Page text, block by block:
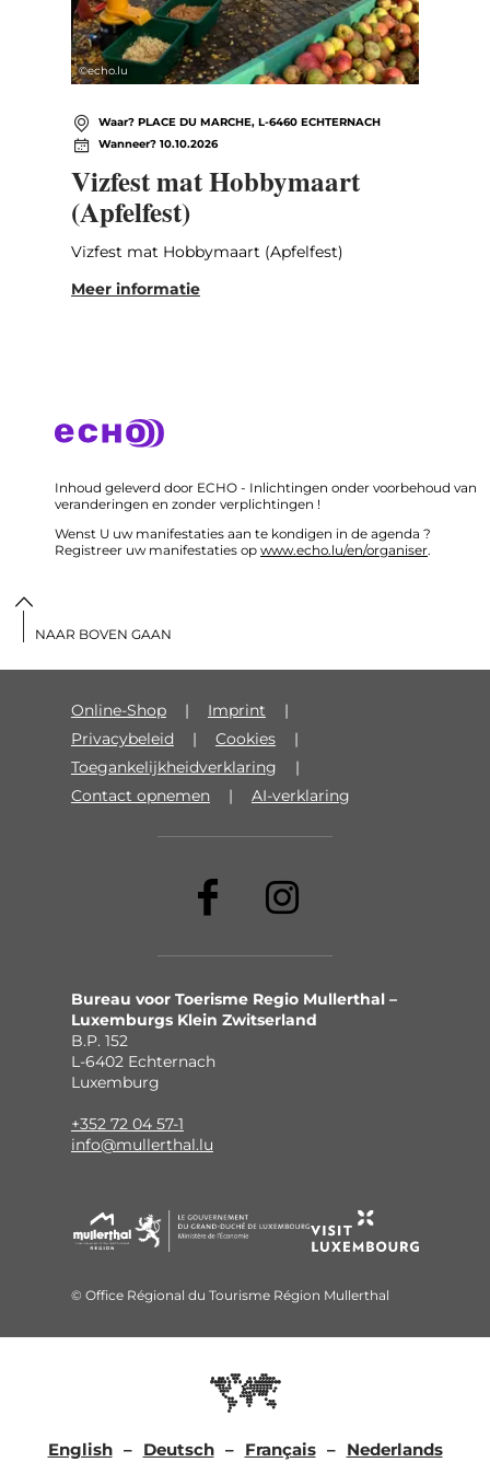
©echo.lu
Waar? PLACE DU MARCHE, L-6460 ECHTERNACH
Wanneer? 10.10.2026
Vizfest mat Hobbymaart
(Apfelfest)
Vizfest mat Hobbymaart (Apfelfest)
Meer informatie
Inhoud geleverd door ECHO - Inlichtingen onder voorbehoud van
veranderingen en zonder verplichtingen !
Wenst U uw manifestaties aan te kondigen in de agenda ?
Registreer uw manifestaties op www.echo.lu/en/organiser.
Online-Shop
Imprint
Privacybeleid
Cookies
Toegankelijkheidverklaring
Contact opnemen
AI-verklaring
Bureau voor Toerisme Regio Mullerthal –
Luxemburgs Klein Zwitserland
B.P. 152
L-6402 Echternach
Luxemburg
+352 72 04 57-1
info@mullerthal.lu
© Office Régional du Tourisme Région Mullerthal
English Deutsch Français Nederlands
NAAR BOVEN GAAN